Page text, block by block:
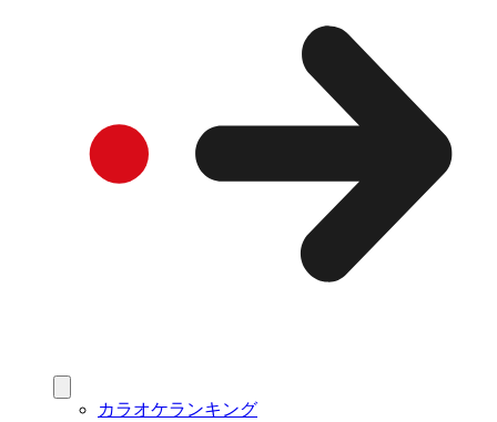
カラオケランキング